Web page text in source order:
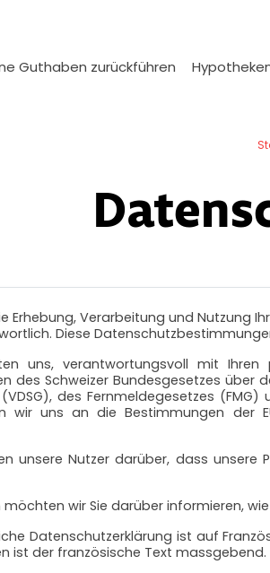
Guthaben zurückführen
Erhebung, Verarbeitung und Nutzung
Diese
uns, verantwortungsvoll mit
des Schweizer Bundesgesetzes über
des Fernmeldegesetzes
wir uns an die Bestimmungen der
unsere Nutzer darüber, dass
möchten wir Sie darüber informieren,
Datenschutzerklärung ist auf
ist der französische Text massgebend.